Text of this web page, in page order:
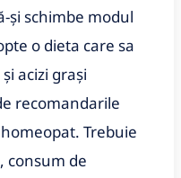
și schimbe modul
o dieta care sa
acizi grași
recomandarile
Trebuie
consum de